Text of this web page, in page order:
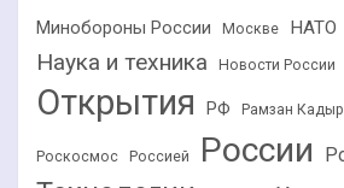
Минобороны России Москве НАТО
Наука и техника Новости России
Открытия РФ Рамзан
Роскосмос Россией России